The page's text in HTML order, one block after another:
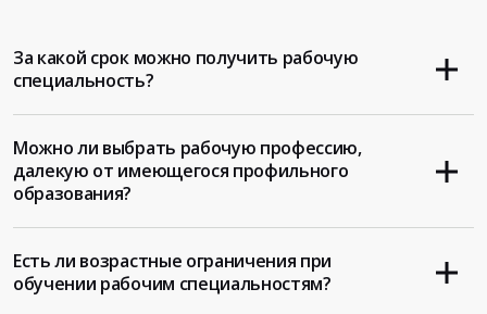
За какой срок можно получить рабочую
специальность?
Можно ли выбрать рабочую профессию,
далекую от имеющегося профильного
образования?
Есть ли возрастные ограничения при
обучении рабочим специальностям?